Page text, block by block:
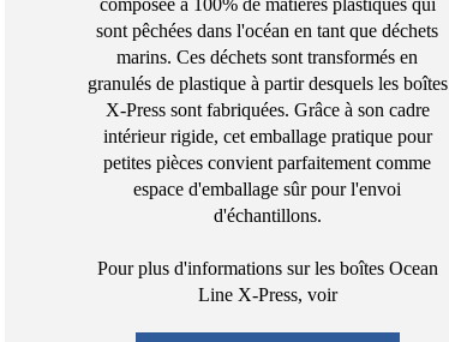
composée à 100% de matières plastiques qui
sont pêchées dans l'océan en tant que déchets
marins. Ces déchets sont transformés en
granulés de plastique à partir desquels les boîtes
X-Press sont fabriquées. Grâce à son cadre
intérieur rigide, cet emballage pratique pour
petites pièces convient parfaitement comme
espace d'emballage sûr pour l'envoi
d'échantillons.
Pour plus d'informations sur les boîtes Ocean
Line X-Press, voir